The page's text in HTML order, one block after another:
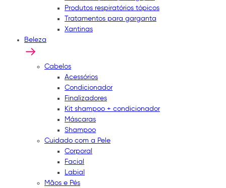
Produtos respiratórios tópicos
Tratamentos para garganta
Xantinas
Beleza
Cabelos
Acessórios
Condicionador
Finalizadores
Kit shampoo + condicionador
Máscaras
Shampoo
Cuidado com a Pele
Corporal
Facial
Labial
Mãos e Pés